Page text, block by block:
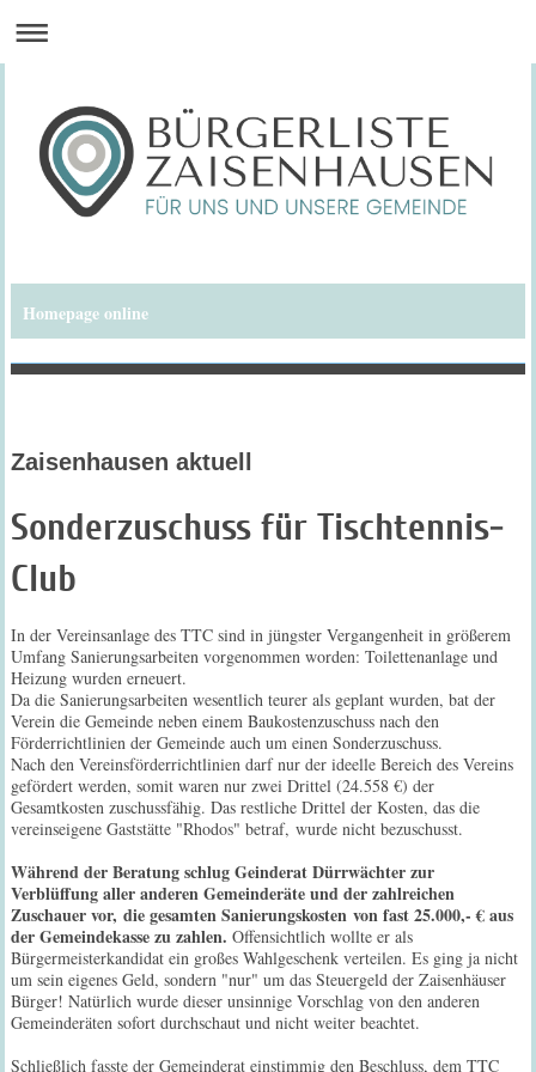
Homepage online
Bürgerliste Zaisenhausen
Zaisenhausen aktuell
Sonderzuschuss für Tischtennis-
Club
In der Vereinsanlage des TTC sind in jüngster Vergangenheit in größerem
Umfang Sanierungsarbeiten vorgenommen worden: Toilettenanlage und
Heizung wurden erneuert.
Da die Sanierungsarbeiten wesentlich teurer als geplant wurden, bat der
Verein die Gemeinde neben einem Baukostenzuschuss nach den
Förderrichtlinien der Gemeinde auch um einen Sonderzuschuss.
Nach den Vereinsförderrichtlinien darf nur der ideelle Bereich des Vereins
gefördert werden, somit waren nur zwei Drittel (24.558 €) der
Gesamtkosten zuschussfähig. Das restliche Drittel der Kosten, das die
vereinseigene Gaststätte "Rhodos" betraf, wurde nicht bezuschusst.
Während der Beratung schlug Geinderat Dürrwächter zur
Verblüffung aller anderen Gemeinderäte und der zahlreichen
Zuschauer vor, die gesamten Sanierungskosten von fast 25.000,- € aus
der Gemeindekasse zu zahlen. Offensichtlich wollte er als
Bürgermeisterkandidat ein großes Wahlgeschenk verteilen. Es ging ja nicht
um sein eigenes Geld, sondern "nur" um das Steuergeld der Zaisenhäuser
Bürger! Natürlich wurde dieser unsinnige Vorschlag von den anderen
Gemeinderäten sofort durchschaut und nicht weiter beachtet.
Schließlich fasste der Gemeinderat einstimmig den Beschluss, dem TTC